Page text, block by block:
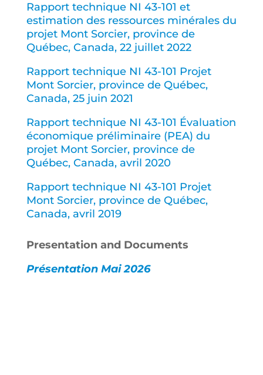
Rapport technique NI 43-101 et
estimation des ressources minérales du
projet Mont Sorcier, province de
Québec, Canada, 22 juillet 2022
Rapport technique NI 43-101 Projet
Mont Sorcier, province de Québec,
Canada, 25 juin 2021
Rapport technique NI 43-101 Évaluation
économique préliminaire (PEA) du
projet Mont Sorcier, province de
Québec, Canada, avril 2020
Rapport technique NI 43-101 Projet
Mont Sorcier, province de Québec,
Canada, avril 2019
Presentation and Documents
Présentation Mai 2026